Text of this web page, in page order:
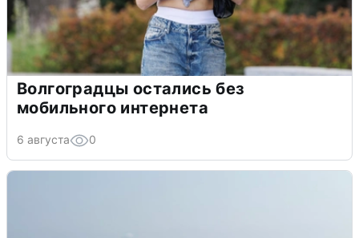
Волгоградцы остались без
мобильного интернета
6 августа 0